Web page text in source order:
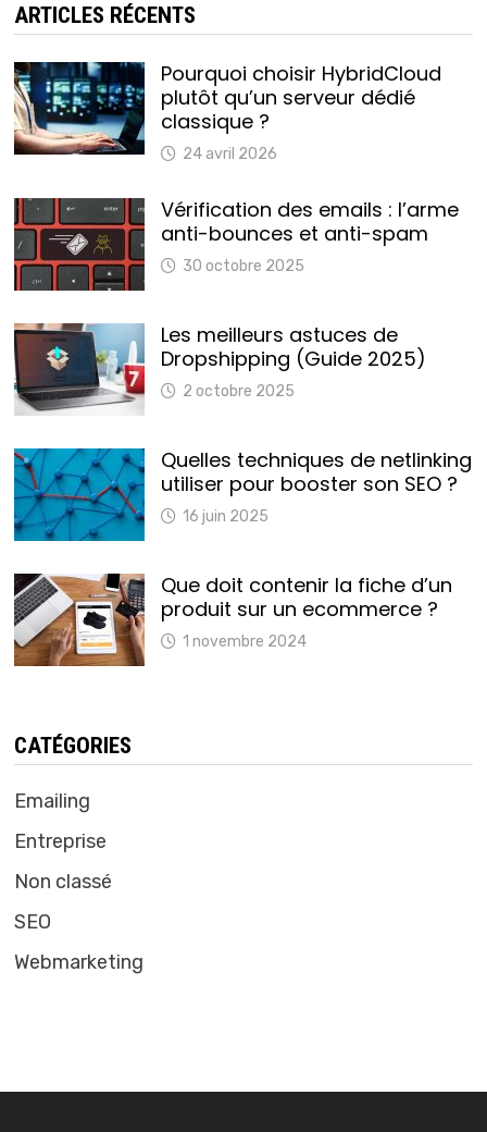
ARTICLES RÉCENTS
Pourquoi choisir HybridCloud
plutôt qu’un serveur dédié
classique ?
24 avril 2026
Vérification des emails : l’arme
anti-bounces et anti-spam
30 octobre 2025
Les meilleurs astuces de
Dropshipping (Guide 2025)
2 octobre 2025
Quelles techniques de netlinking
utiliser pour booster son SEO ?
16 juin 2025
Que doit contenir la fiche d’un
produit sur un ecommerce ?
1 novembre 2024
CATÉGORIES
Emailing
Entreprise
Non classé
SEO
Webmarketing